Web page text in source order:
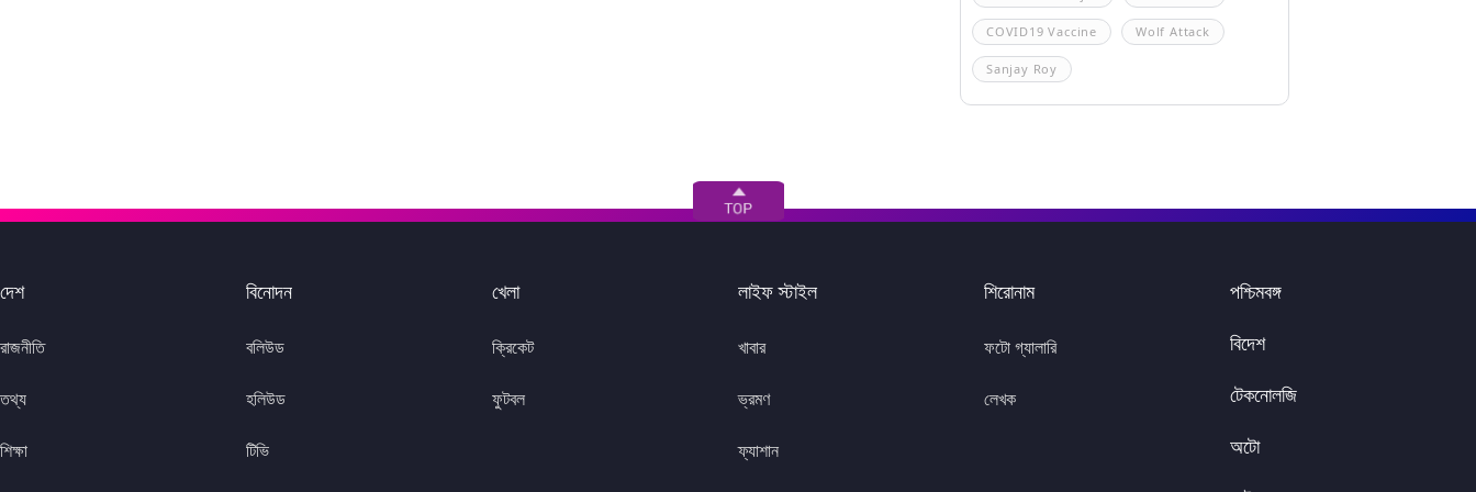
COVID19 Vaccine Wolf Attack
Sanjay Roy
দেশ
রাজনীতি
তথ্য
শিক্ষা
বিনোদন
বলিউড
হলিউড
টিভি
খেলা
ক্রিকেট
ফুটবল
লাইফ স্টাইল
খাবার
ভ্রমণ
ফ্যাশান
শিরোনাম
ফটো গ্যালারি
লেখক
পশ্চিমবঙ্গ
বিদেশ
টেকনোলজি
অটো